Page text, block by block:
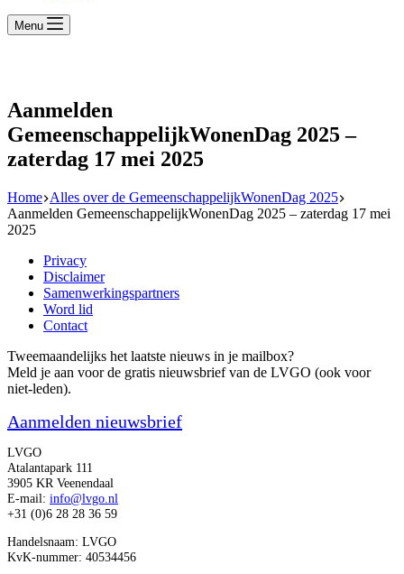
Menu
Aanmelden
GemeenschappelijkWonenDag 2025 –
zaterdag 17 mei 2025
Home Alles over de GemeenschappelijkWonenDag 2025
Aanmelden GemeenschappelijkWonenDag 2025 – zaterdag 17 mei
2025
Privacy
Disclaimer
Samenwerkingspartners
Word lid
Contact
Tweemaandelijks het laatste nieuws in je mailbox?
Meld je aan voor de gratis nieuwsbrief van de LVGO (ook voor
niet-leden).
Aanmelden nieuwsbrief
LVGO
Atalantapark 111
3905 KR Veenendaal
E-mail: info@lvgo.nl
+31 (0)6 28 28 36 59
Handelsnaam: LVGO
KvK-nummer: 40534456